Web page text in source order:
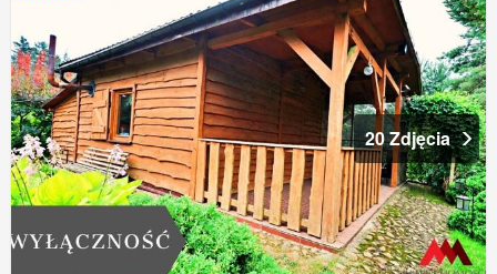
20 Zdjęcia